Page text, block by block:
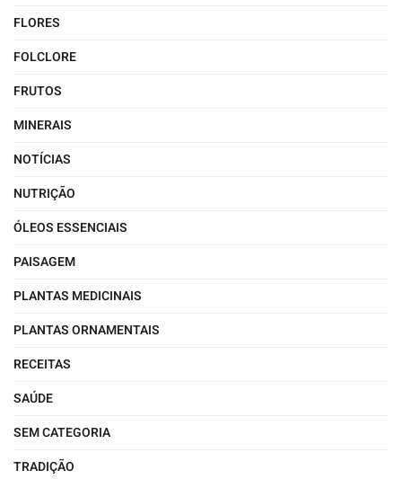
FLORES
FOLCLORE
FRUTOS
MINERAIS
NOTÍCIAS
NUTRIÇÃO
ÓLEOS ESSENCIAIS
PAISAGEM
PLANTAS MEDICINAIS
PLANTAS ORNAMENTAIS
RECEITAS
SAÚDE
SEM CATEGORIA
TRADIÇÃO